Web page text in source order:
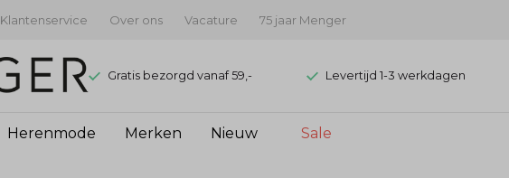
Klantenservice Over ons Vacature 75 jaar Menger
Gratis bezorgd vanaf 59,- Levertijd 1-3 werkdagen
Herenmode Merken Nieuw Sale